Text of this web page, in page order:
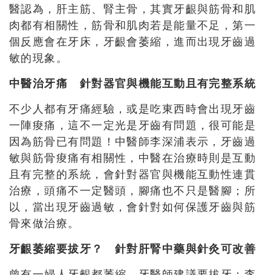
醫認為，肝主筋、腎主骨，其實牙齦與筋骨和肌
肉都有相關性，筋骨和肌肉若是能量不足，第一
個反應會在牙床，牙齦會萎縮，進而出現牙齒過
敏的現象。
中醫治牙痛 針對器官與機能互動且有完整系統
不少人都有牙痛經驗，或是吃東西時會出現牙齒
一陣痠痛，這不一定光是牙齒有問題，很可能是
因為筋骨已有問題！中醫師李深浦表示，牙齒過
敏與筋骨痠痛有相關性，中醫在治療時則是互動
且有完整的系統，會針對器官與機能互動性連貫
治療，頭痛不一定醫頭，腳痛也不只是醫腳；所
以，當出現牙齒過敏，會針對如何保護牙齒與筋
骨來做治療。
牙齦萎縮要拔牙？ 針對肝腎中藥與針灸可改善